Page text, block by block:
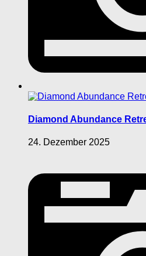
Diamond Abundance
24. Dezember 2025